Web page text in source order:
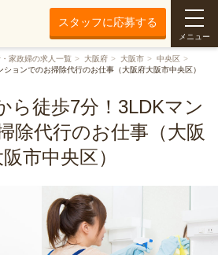
スタッフに応募する
メニュー
家政婦の求人一覧 大阪府 大阪市
中央区
ョンでのお掃除代行のお仕事（大阪府大阪市中央区）
ら徒歩7分！3LDKマン
除代行のお仕事（大阪
市中央区）